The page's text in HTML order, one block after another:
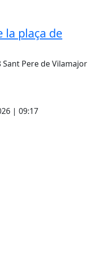
la plaça de
Sant Pere de Vilamajor
| 09:17